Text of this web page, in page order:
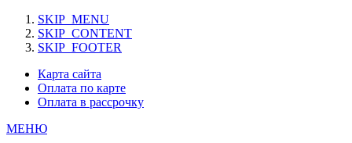
SKIP_MENU
SKIP_CONTENT
SKIP_FOOTER
Карта сайта
Оплата по карте
Оплата в рассрочку
МЕНЮ